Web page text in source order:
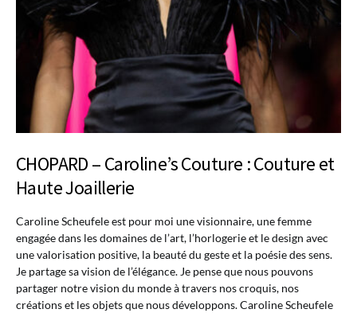
CHOPARD – Caroline’s Couture : Couture et
Haute Joaillerie
Caroline Scheufele est pour moi une visionnaire, une femme
engagée dans les domaines de l’art, l’horlogerie et le design avec
une valorisation positive, la beauté du geste et la poésie des sens.
Je partage sa vision de l’élégance. Je pense que nous pouvons
partager notre vision du monde à travers nos croquis, nos
créations et les objets que nous développons. Caroline Scheufele